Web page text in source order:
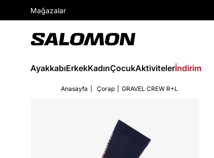
Mağazalar
AyakkabıErkekKadınÇocukAktivitelerİndirim
Anasayfa Çorap GRAVEL CREW R+L